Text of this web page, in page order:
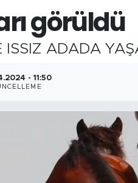
görüldü
ISSIZ ADADA
- 11:50